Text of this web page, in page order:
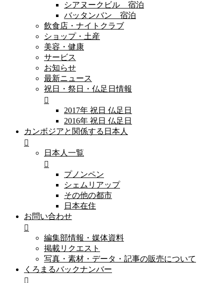
シアヌークビル 宿泊
バッタンバン 宿泊
飲食店・ナイトクラブ
ショップ・土産
美容・健康
サービス
お知らせ
最新ニュース
祝日・祭日・仏足日情報
2017年 祝日 仏足日
2016年 祝日 仏足日
カンボジアと関係する日本人
日本人一覧
プノンペン
シェムリアップ
その他の都市
日本在住
お問い合わせ
編集部情報・媒体資料
掲載リクエスト
写真・素材・データ・記事の販売について
くろまるバックナンバー